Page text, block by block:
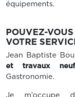
équipements.
POUVEZ-
VOTRE
Jean Baptiste
et travaux
Gastronomie.
Je m’occupe